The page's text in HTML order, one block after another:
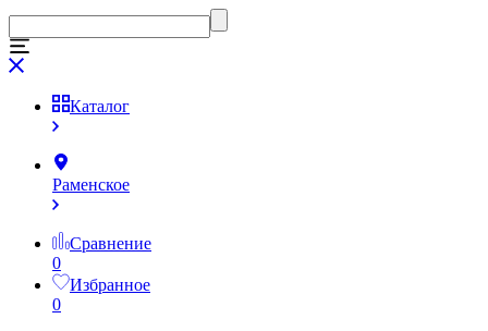
Каталог
Раменское
Сравнение
0
Избранное
0